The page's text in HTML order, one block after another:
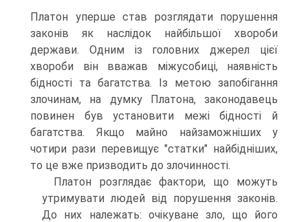
Платон уперше став розглядати порушення
законів як наслідок найбільшої хвороби
держави. Одним із головних джерел цієї
хвороби він вважав міжусобиці, наявність
бідності та багатства. Із метою запобігання
злочинам, на думку Платона, законодавець
повинен був установити межі бідності й
багатства. Якщо майно найзаможніших у
чотири рази перевищує "статки" найбідніших,
то це вже призводить до злочинності.
Платон розглядає фактори, що можуть
утримувати людей від порушення законів.
До них належать: очікуване зло, що його